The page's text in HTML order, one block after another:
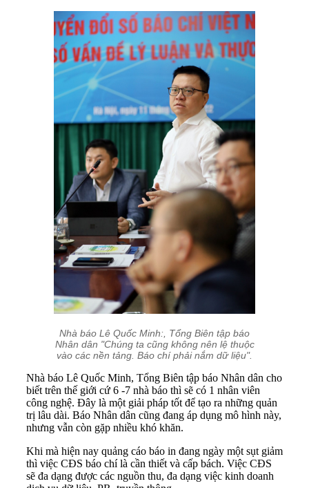
Nhà báo Lê Quốc Minh:, Tổng Biên tập báo
Nhân dân "Chúng ta cũng không nên lệ thuộc
vào các nền tảng. Báo chí phải nắm dữ liệu".
Nhà báo Lê Quốc Minh, Tổng Biên tập báo Nhân dân cho
biết trên thế giới cứ 6 -7 nhà báo thì sẽ có 1 nhân viên
công nghệ. Đây là một giải pháp tốt để tạo ra những quản
trị lâu dài. Báo Nhân dân cũng đang áp dụng mô hình này,
nhưng vẫn còn gặp nhiều khó khăn.
Khi mà hiện nay quảng cáo báo in đang ngày một sụt giảm
thì việc CĐS báo chí là cần thiết và cấp bách. Việc CĐS
sẽ đa dạng được các nguồn thu, đa dạng việc kinh doanh